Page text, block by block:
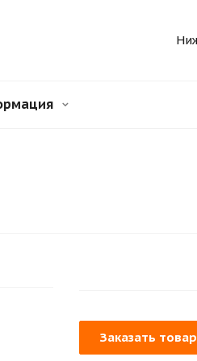
Заказать товар